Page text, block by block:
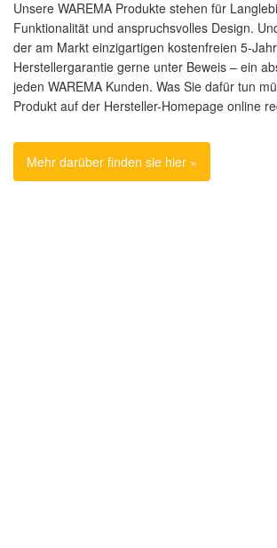
Unsere WAREMA Produkte stehen für
Funktionalität und anspruchsvolles Design.
der am Markt einzigartigen kostenfreien 5-
Herstellergarantie gerne unter Beweis – ein
jeden WAREMA Kunden. Was Sie dafür tun
Produkt auf der Hersteller-Homepage online
Mehr darüber finden sie hier »